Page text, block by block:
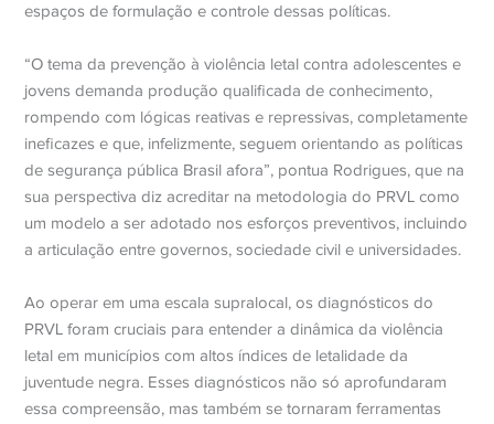
espaços de formulação e controle dessas políticas.
“O tema da prevenção à violência letal contra adolescentes e
jovens demanda produção qualificada de conhecimento,
rompendo com lógicas reativas e repressivas, completamente
ineficazes e que, infelizmente, seguem orientando as políticas
de segurança pública Brasil afora”, pontua Rodrigues, que na
sua perspectiva diz acreditar na metodologia do PRVL como
um modelo a ser adotado nos esforços preventivos, incluindo
a articulação entre governos, sociedade civil e universidades.
Ao operar em uma escala supralocal, os diagnósticos do
PRVL foram cruciais para entender a dinâmica da violência
letal em municípios com altos índices de letalidade da
juventude negra. Esses diagnósticos não só aprofundaram
essa compreensão, mas também se tornaram ferramentas